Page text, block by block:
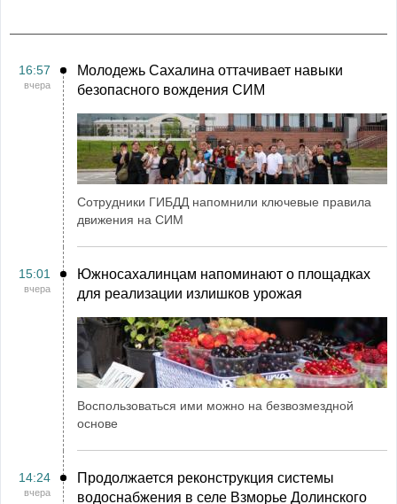
16:57
вчера
Молодежь Сахалина оттачивает навыки
безопасного вождения СИМ
Сотрудники ГИБДД напомнили ключевые правила
движения на СИМ
15:01
вчера
Южносахалинцам напоминают о площадках
для реализации излишков урожая
Воспользоваться ими можно на безвозмездной
основе
14:24
вчера
Продолжается реконструкция системы
водоснабжения в селе Взморье Долинского